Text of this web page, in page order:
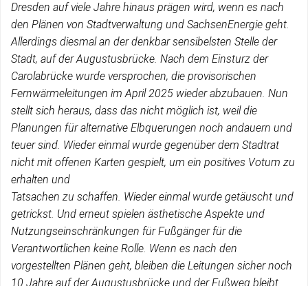
Dresden auf viele Jahre hinaus prägen wird, wenn es nach
den Plänen von Stadtverwaltung und SachsenEnergie geht.
Allerdings diesmal an der denkbar sensibelsten Stelle der
Stadt, auf der Augustusbrücke. Nach dem Einsturz der
Carolabrücke wurde versprochen, die provisorischen
Fernwärmeleitungen im April 2025 wieder abzubauen. Nun
stellt sich heraus, dass das nicht möglich ist, weil die
Planungen für alternative Elbquerungen noch andauern und
teuer sind. Wieder einmal wurde gegenüber dem Stadtrat
nicht mit offenen Karten gespielt, um ein positives Votum zu
erhalten und
Tatsachen zu schaffen. Wieder einmal wurde getäuscht und
getrickst. Und erneut spielen ästhetische Aspekte und
Nutzungseinschränkungen für Fußgänger für die
Verantwortlichen keine Rolle. Wenn es nach den
vorgestellten Plänen geht, bleiben die Leitungen sicher noch
10 Jahre auf der Augustusbrücke und der Fußweg bleibt